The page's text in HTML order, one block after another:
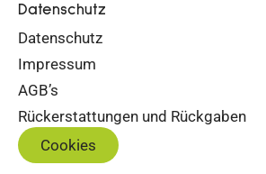
Datenschutz
Datenschutz
Impressum
AGB’s
Rückerstattungen und Rückgaben
Cookies